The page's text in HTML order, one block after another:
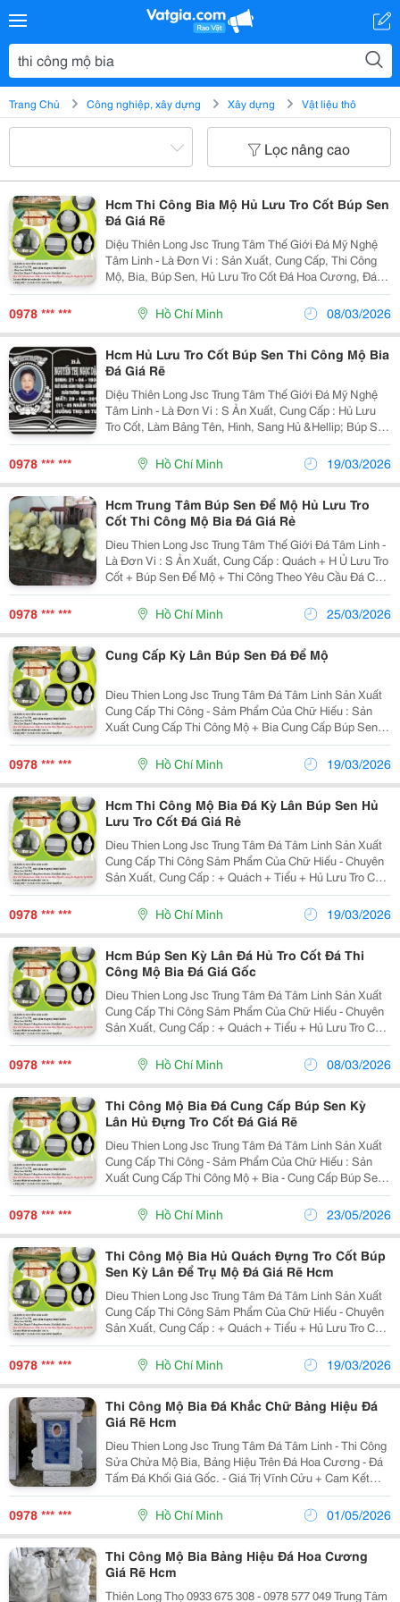
Trang Chủ Công nghiệp, xây dựng Xây dựng Vật liệu thô
Lọc nâng cao
Hcm Thi Công Bia Mộ Hủ Lưu Tro Cốt Búp Sen
Đá Giá Rẽ
Diệu Thiên Long Jsc Trung Tâm Thế Giới Đá Mỹ Nghệ
Tâm Linh - Là Đơn Vi : Sản Xuất, Cung Cấp, Thi Công
Mộ, Bia, Búp Sen, Hủ Lưu Tro Cốt Đá Hoa Cương, Đá
Non Nước Đá Khối, Đá Tấm - Khắc Hình Và Chữ Trên
0978 *** *** Hồ Chí Minh 08/03/2026
Hcm Hủ Lưu Tro Cốt Búp Sen Thi Công Mộ Bia
Đá Giá Rẽ
Diệu Thiên Long Jsc Trung Tâm Thế Giới Đá Mỹ Nghệ
Tâm Linh - Là Đơn Vi : S Ản Xuất, Cung Cấp : Hủ Lưu
Tro Cốt, Làm Bảng Tên, Hình, Sang Hủ &Hellip; Búp Sen
Để Mộ, Thi Công &Hellip; - Đá Trắng Non Nước Đá Khối
Đẻo Ra - Đá Cẩm Thạch T
0978 *** *** Hồ Chí Minh 19/03/2026
Hcm Trung Tâm Búp Sen Để Mộ Hủ Lưu Tro
Cốt Thi Công Mộ Bia Đá Giá Rẻ
Dieu Thien Long Jsc Trung Tâm Thế Giới Đá Tâm Linh -
Là Đơn Vi : S Ản Xuất, Cung Cấp : Quách + H Ủ Lưu Tro
Cốt + Búp Sen Để Mộ + Thi Công Theo Yêu Cầu Đá Cẩm
Thạch Trắng Non Nước Đá Khối Đẻo Ra L Àm Bảng
Tên, Khắc Chữ, Hình, Dịch Vụ Th
0978 *** *** Hồ Chí Minh 25/03/2026
Cung Cấp Kỳ Lân Búp Sen Đá Để Mộ
Dieu Thien Long Jsc Trung Tâm Đá Tâm Linh Sản Xuất
Cung Cấp Thi Công - Sảm Phẩm Của Chữ Hiếu : Sản
Xuất Cung Cấp Thi Công Mộ + Bia Cung Cấp Búp Sen,
Kỳ Lân Để Trụ Mộ, Đá Non Nước - Thi Công, Sửa Chửa,
Đánh Bóng : Mộ + Bia, Bàn Th
0978 *** *** Hồ Chí Minh 19/03/2026
Hcm Thi Công Mộ Bia Đá Kỳ Lân Búp Sen Hủ
Lưu Tro Cốt Đá Giá Rẻ
Dieu Thien Long Jsc Trung Tâm Đá Tâm Linh Sản Xuất
Cung Cấp Thi Công Sảm Phẩm Của Chữ Hiếu - Chuyên
Sản Xuất, Cung Cấp : + Quách + Tiểu + Hủ Lưu Tro Cốt -
Búp Sen, Kỳ Lân, Để Trụ Mộ, Trụ Tường &Hellip; - Đá
Cẩm Thạch Trắng Non Nước
0978 *** *** Hồ Chí Minh 19/03/2026
Hcm Búp Sen Kỳ Lân Đá Hủ Tro Cốt Đá Thi
Công Mộ Bia Đá Giá Gốc
Dieu Thien Long Jsc Trung Tâm Đá Tâm Linh Sản Xuất
Cung Cấp Thi Công Sảm Phẩm Của Chữ Hiếu - Chuyên
Sản Xuất, Cung Cấp : + Quách + Tiểu + Hủ Lưu Tro Cốt -
Búp Sen, Kỳ Lân, Để Trụ Mộ, Trụ Tường &Hellip; - Đá
Cẩm Thạch Trắng Non Nước
0978 *** *** Hồ Chí Minh 08/03/2026
Thi Công Mộ Bia Đá Cung Cấp Búp Sen Kỳ
Lân Hủ Đựng Tro Cốt Đá Giá Rẽ
Dieu Thien Long Jsc Trung Tâm Đá Tâm Linh Sản Xuất
Cung Cấp Thi Công - Sảm Phẩm Của Chữ Hiếu : Sản
Xuất Cung Cấp Thi Công Mộ + Bia - Cung Cấp Búp Sen,
Kỳ Lân Để Trụ Mộ, Hủ Lưu Tro Cốt Các Loại Đá Non
Nước - Thi Công, Sửa Chửa, Đánh
0978 *** *** Hồ Chí Minh 23/05/2026
Thi Công Mộ Bia Hủ Quách Đựng Tro Cốt Búp
Sen Kỳ Lân Để Trụ Mộ Đá Giá Rẽ Hcm
Dieu Thien Long Jsc Trung Tâm Đá Tâm Linh Sản Xuất
Cung Cấp Thi Công Sảm Phẩm Của Chữ Hiếu - Chuyên
Sản Xuất, Cung Cấp : + Quách + Tiểu + Hủ Lưu Tro Cốt -
Búp Sen, Kỳ Lân, Để Trụ Mộ, Trụ Tường &Hellip; - Đá
Cẩm Thạch Trắng Non Nước
0978 *** *** Hồ Chí Minh 19/03/2026
Thi Công Mộ Bia Đá Khắc Chữ Bảng Hiệu Đá
Giá Rẽ Hcm
Dieu Thien Long Jsc Trung Tâm Đá Tâm Linh - Thi Công
Sửa Chửa Mộ Bia, Bảng Hiệu Trên Đá Hoa Cương - Đá
Tấm Đá Khối Giá Gốc. - Giá Trị Vĩnh Cửu + Cam Kết
Đẹp, Chất Lượng, Giá Rẽ - Giao Hàng Tại Nơi Quý
Khách Địa Chỉ : 644, Xa Lộ H
0978 *** *** Hồ Chí Minh 01/05/2026
Thi Công Mộ Bia Bảng Hiệu Đá Hoa Cương
Giá Rẽ Hcm
Thiên Long Thọ 0933 675 308 - 0978 577 049 Trung Tâm